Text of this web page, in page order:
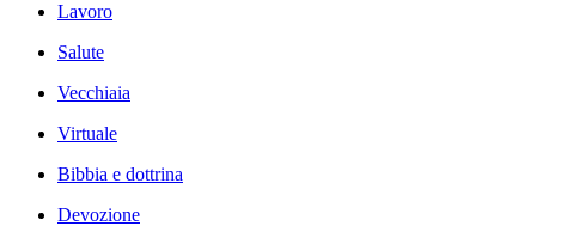
Lavoro
Salute
Vecchiaia
Virtuale
Bibbia e dottrina
Devozione